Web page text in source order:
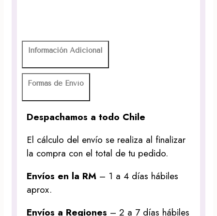
Información Adicional
Formas de Envío
Despachamos a todo Chile
El cálculo del envío se realiza al finalizar
la compra con el total de tu pedido.
Envíos en la RM – 1 a 4 días hábiles
aprox.
Envíos a Regiones – 2 a 7 días hábiles